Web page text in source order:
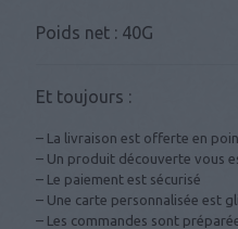
Poids net : 40G
Et toujours :
– La livraison est offerte en
– Un produit découverte vous
– Le paiement est sécurisé
– Une carte personnalisée est
– Les commandes sont